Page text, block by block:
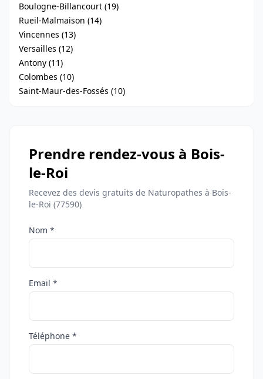
Boulogne-Billancourt (19)
Rueil-Malmaison (14)
Vincennes (13)
Versailles (12)
Antony (11)
Colombes (10)
Saint-Maur-des-Fossés (10)
Prendre rendez-vous à Bois-
le-Roi
Recevez des devis gratuits de Naturopathes à Bois-
le-Roi (77590)
Nom *
Email *
Téléphone *